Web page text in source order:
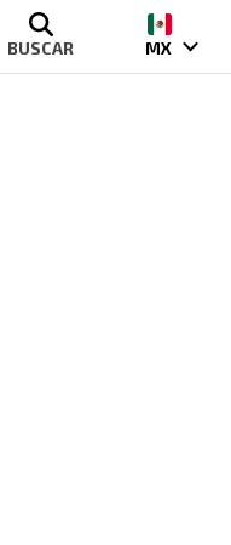
BUSCAR MX